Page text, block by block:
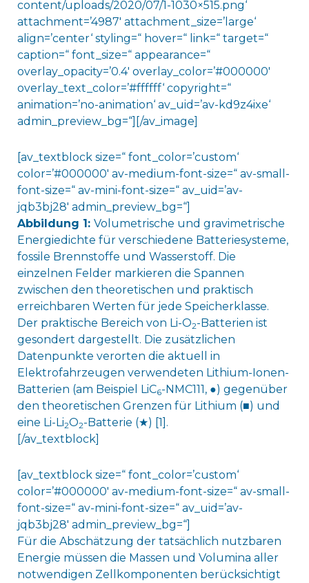
content/uploads/2020/07/1-1030×515.png‘
attachment=’4987′ attachment_size=’large‘
align=’center‘ styling=“ hover=“ link=“ target=“
caption=“ font_size=“ appearance=“
overlay_opacity=’0.4′ overlay_color=’#000000′
overlay_text_color=’#ffffff‘ copyright=“
animation=’no-animation‘ av_uid=’av-kd9z4ixe‘
admin_preview_bg=“][/av_image]
[av_textblock size=“ font_color=’custom‘
color=’#000000′ av-medium-font-size=“ av-small-
font-size=“ av-mini-font-size=“ av_uid=’av-
jqb3bj28′ admin_preview_bg=“]
Abbildung 1: Volumetrische und gravimetrische
Energiedichte für verschiedene Batteriesysteme,
fossile Brennstoffe und Wasserstoff. Die
einzelnen Felder markieren die Spannen
zwischen den theoretischen und praktisch
erreichbaren Werten für jede Speicherklasse.
Der praktische Bereich von Li-O2-Batterien ist
gesondert dargestellt. Die zusätzlichen
Datenpunkte verorten die aktuell in
Elektrofahrzeugen verwendeten Lithium-Ionen-
Batterien (am Beispiel LiC6-NMC111, ●) gegenüber
den theoretischen Grenzen für Lithium (■) und
eine Li-Li2O2-Batterie (★) [1].
[/av_textblock]
[av_textblock size=“ font_color=’custom‘
color=’#000000′ av-medium-font-size=“ av-small-
font-size=“ av-mini-font-size=“ av_uid=’av-
jqb3bj28′ admin_preview_bg=“]
Für die Abschätzung der tatsächlich nutzbaren
Energie müssen die Massen und Volumina aller
notwendigen Zellkomponenten berücksichtigt